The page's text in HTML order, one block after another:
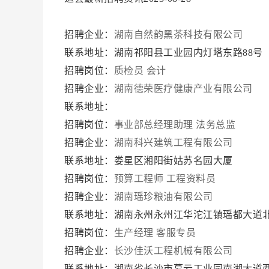
招聘企业： 湖南自然韵黑茶科技有限公司
联系地址：湖南祁阳县工业园内灯塔东路88号
招聘岗位： 质检员 会计
招聘企业： 湖南德荣医疗健康产业有限公司
联系地址：
招聘岗位： 事业部总经理助理 法务总监
招聘企业： 湖南科兴建筑工程有限公司
联系地址：娄星区湘阳街姑苏名园大厦
招聘岗位： 预算工程师 工程资料员
招聘企业： 湖南瑶珍粮油有限公司
联系地址：湖南永州永州江华沱江镇瑶都大道
招聘岗位： 生产经理 客服专员
招聘企业： 长沙佳沃工程机械有限公司